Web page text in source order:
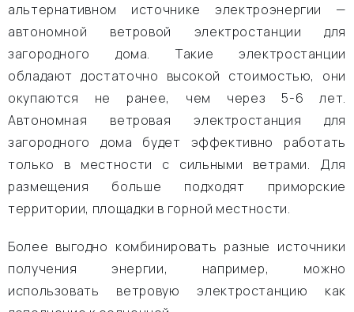
альтернативном источнике электроэнергии —
автономной ветровой электростанции для
загородного дома. Такие электростанции
обладают достаточно высокой стоимостью, они
окупаются не ранее, чем через 5-6 лет.
Автономная ветровая электростанция для
загородного дома будет эффективно работать
только в местности с сильными ветрами. Для
размещения больше подходят приморские
территории, площадки в горной местности.
Более выгодно комбинировать разные источники
получения энергии, например, можно
использовать ветровую электростанцию как